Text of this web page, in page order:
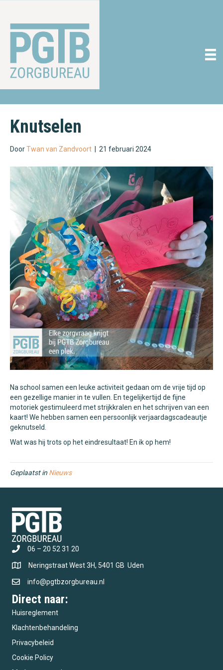
Knutselen
DoorTwan van Zandvoort 21 februari 2024
Na school samen een leuke activiteit gedaan om de vrije tijd op
een gezellige manier in te vullen. En tegelijkertijd de fijne
motoriek gestimuleerd met strijkkralen en het schrijven van een
kaart! We hebben samen een persoonlijk verjaardagscadeautje
geknutseld.
Wat was hij trots op het eindresultaat! En ik op hem!
Geplaatst in Nieuws
06 – 20 52 31 20
Neringstraat West 3H, 5401 GB Uden
info@pgtbzorgbureau.nl
Direct naar:
Huisreglement
Klachtenbehandeling
Privacybeleid
Cookie Policy